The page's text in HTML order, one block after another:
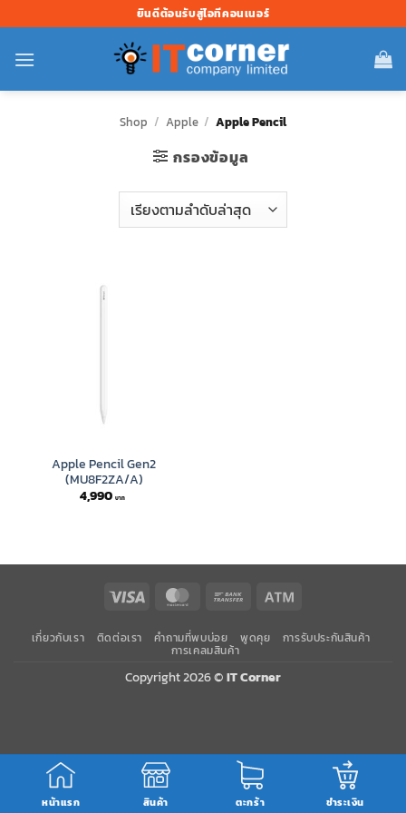
ไป
ยัง
ยินดีต้อนรับสู่ไอทีคอนเนอร์
Shop / Apple / Apple Pencil
กรองข้อมูล
Apple Pencil Gen2
(MU8F2ZA/A)
4,990
หน้าแรก สินค้า ตะกร้า ชำระเงิน
Visa MasterCard Bank
เกี่ยวกับเรา ติดต่อเรา คำถามที่พบบ่อย พูดคุย การรับประกันสินค้า
การเคลมสินค้า
Copyright 2026 ©IT Corner